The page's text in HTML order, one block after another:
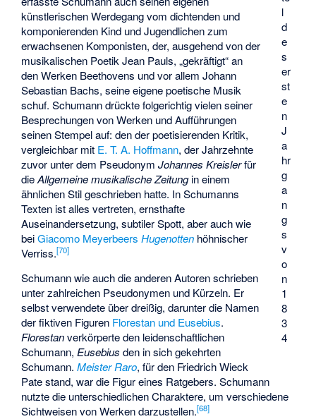
l
d
e
s
er
st
e
n
J
a
hr
g
a
n
g
s
v
o
n
1
8
3
4
künstlerischen Werdegang vom dichtenden und
komponierenden Kind und Jugendlichen zum
erwachsenen Komponisten, der, ausgehend von der
musikalischen Poetik Jean Pauls, „gekräftigt“ an
den Werken Beethovens und vor allem Johann
Sebastian Bachs, seine eigene poetische Musik
schuf. Schumann drückte folgerichtig vielen seiner
Besprechungen von Werken und Aufführungen
seinen Stempel auf: den der poetisierenden Kritik,
vergleichbar mit E. T. A. Hoffmann, der Jahrzehnte
zuvor unter dem PseudonymJohannes Kreislerfür
dieAllgemeine musikalische Zeitungin einem
ähnlichen Stil geschrieben hatte. In Schumanns
Texten ist alles vertreten, ernsthafte
Auseinandersetzung, subtiler Spott, aber auch wie
beiGiacomo Meyerbeers Hugenotten höhnischer
Verriss.[70]
Schumann wie auch die anderen Autoren schrieben
unter zahlreichen Pseudonymen und Kürzeln. Er
selbst verwendete über dreißig, darunter die Namen
der fiktiven Figuren Florestan und Eusebius.
Florestanverkörperte den leidenschaftlichen
Schumann, Eusebius den in sich gekehrten
Schumann.Meister Raro, für den Friedrich Wieck
Pate stand, war die Figur eines Ratgebers. Schumann
nutzte die unterschiedlichen Charaktere, um verschiedene
Sichtweisen von Werken darzustellen.[68]